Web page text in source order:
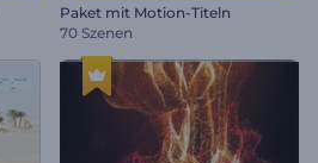
Paket mit Motion-Titeln
70 Szenen